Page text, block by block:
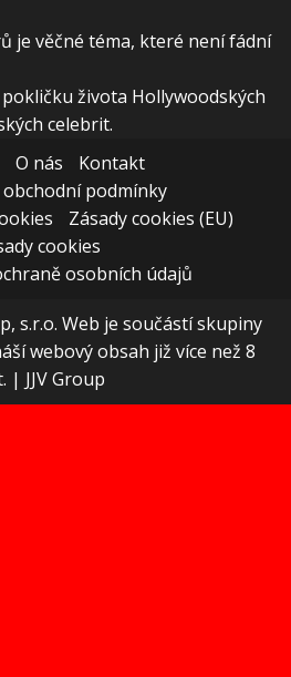
je věčné téma, které není fádní
života Hollywoodských
celebrit.
O nás
Kontakt
obchodní podmínky
Zásady cookies (EU)
cookies
osobních údajů
s.r.o. Web je součástí skupiny
webový obsah již více než 8
| JJV Group